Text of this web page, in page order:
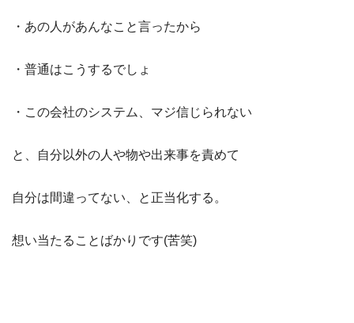
・あの人があんなこと言ったから
・普通はこうするでしょ
・この会社のシステム、マジ信じられない
と、自分以外の人や物や出来事を責めて
自分は間違ってない、と正当化する。
想い当たることばかりです(苦笑)